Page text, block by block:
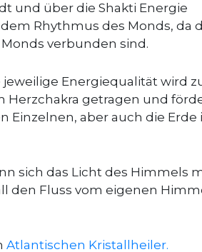
und über die Shakti Energie
Rhythmus des Monds, da
verbunden sind.
Energiequalität wird
Herzchakra getragen und
Einzelnen, aber auch die Erde
sich das Licht des Himmels
den Fluss vom eigenen
Atlantischen Kristallheiler.